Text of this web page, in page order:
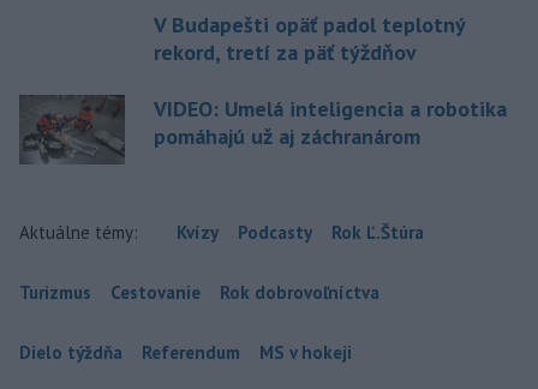
V Budapešti opäť padol teplotný
rekord, tretí za päť týždňov
VIDEO: Umelá inteligencia a robotika
pomáhajú už aj záchranárom
Aktuálne témy: Kvízy Podcasty Rok Ľ.Štúra
Turizmus Cestovanie Rok dobrovoľníctva
Dielo týždňa Referendum MS v hokeji